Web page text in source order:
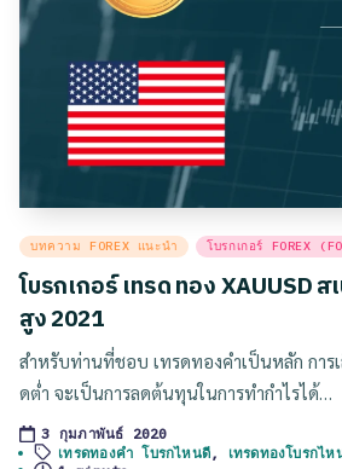
Posted
in
บทความ FOREX แนะนำ โบรกเกอร์ FOREX
โบรกเกอร์ เทรด ทอง XAUUSD
สูง 2021
สำหรับท่านที่ชอบ เทรดทองคำเป็นหลัก การ
ดต่ำ จะเป็นการลดต้นทุนในการทำกำไรได้…
3 กุมภาพันธ์ 2020
Tags:เทรดทองคำ โบรกไหนดี, เทรดทองโบรกไห